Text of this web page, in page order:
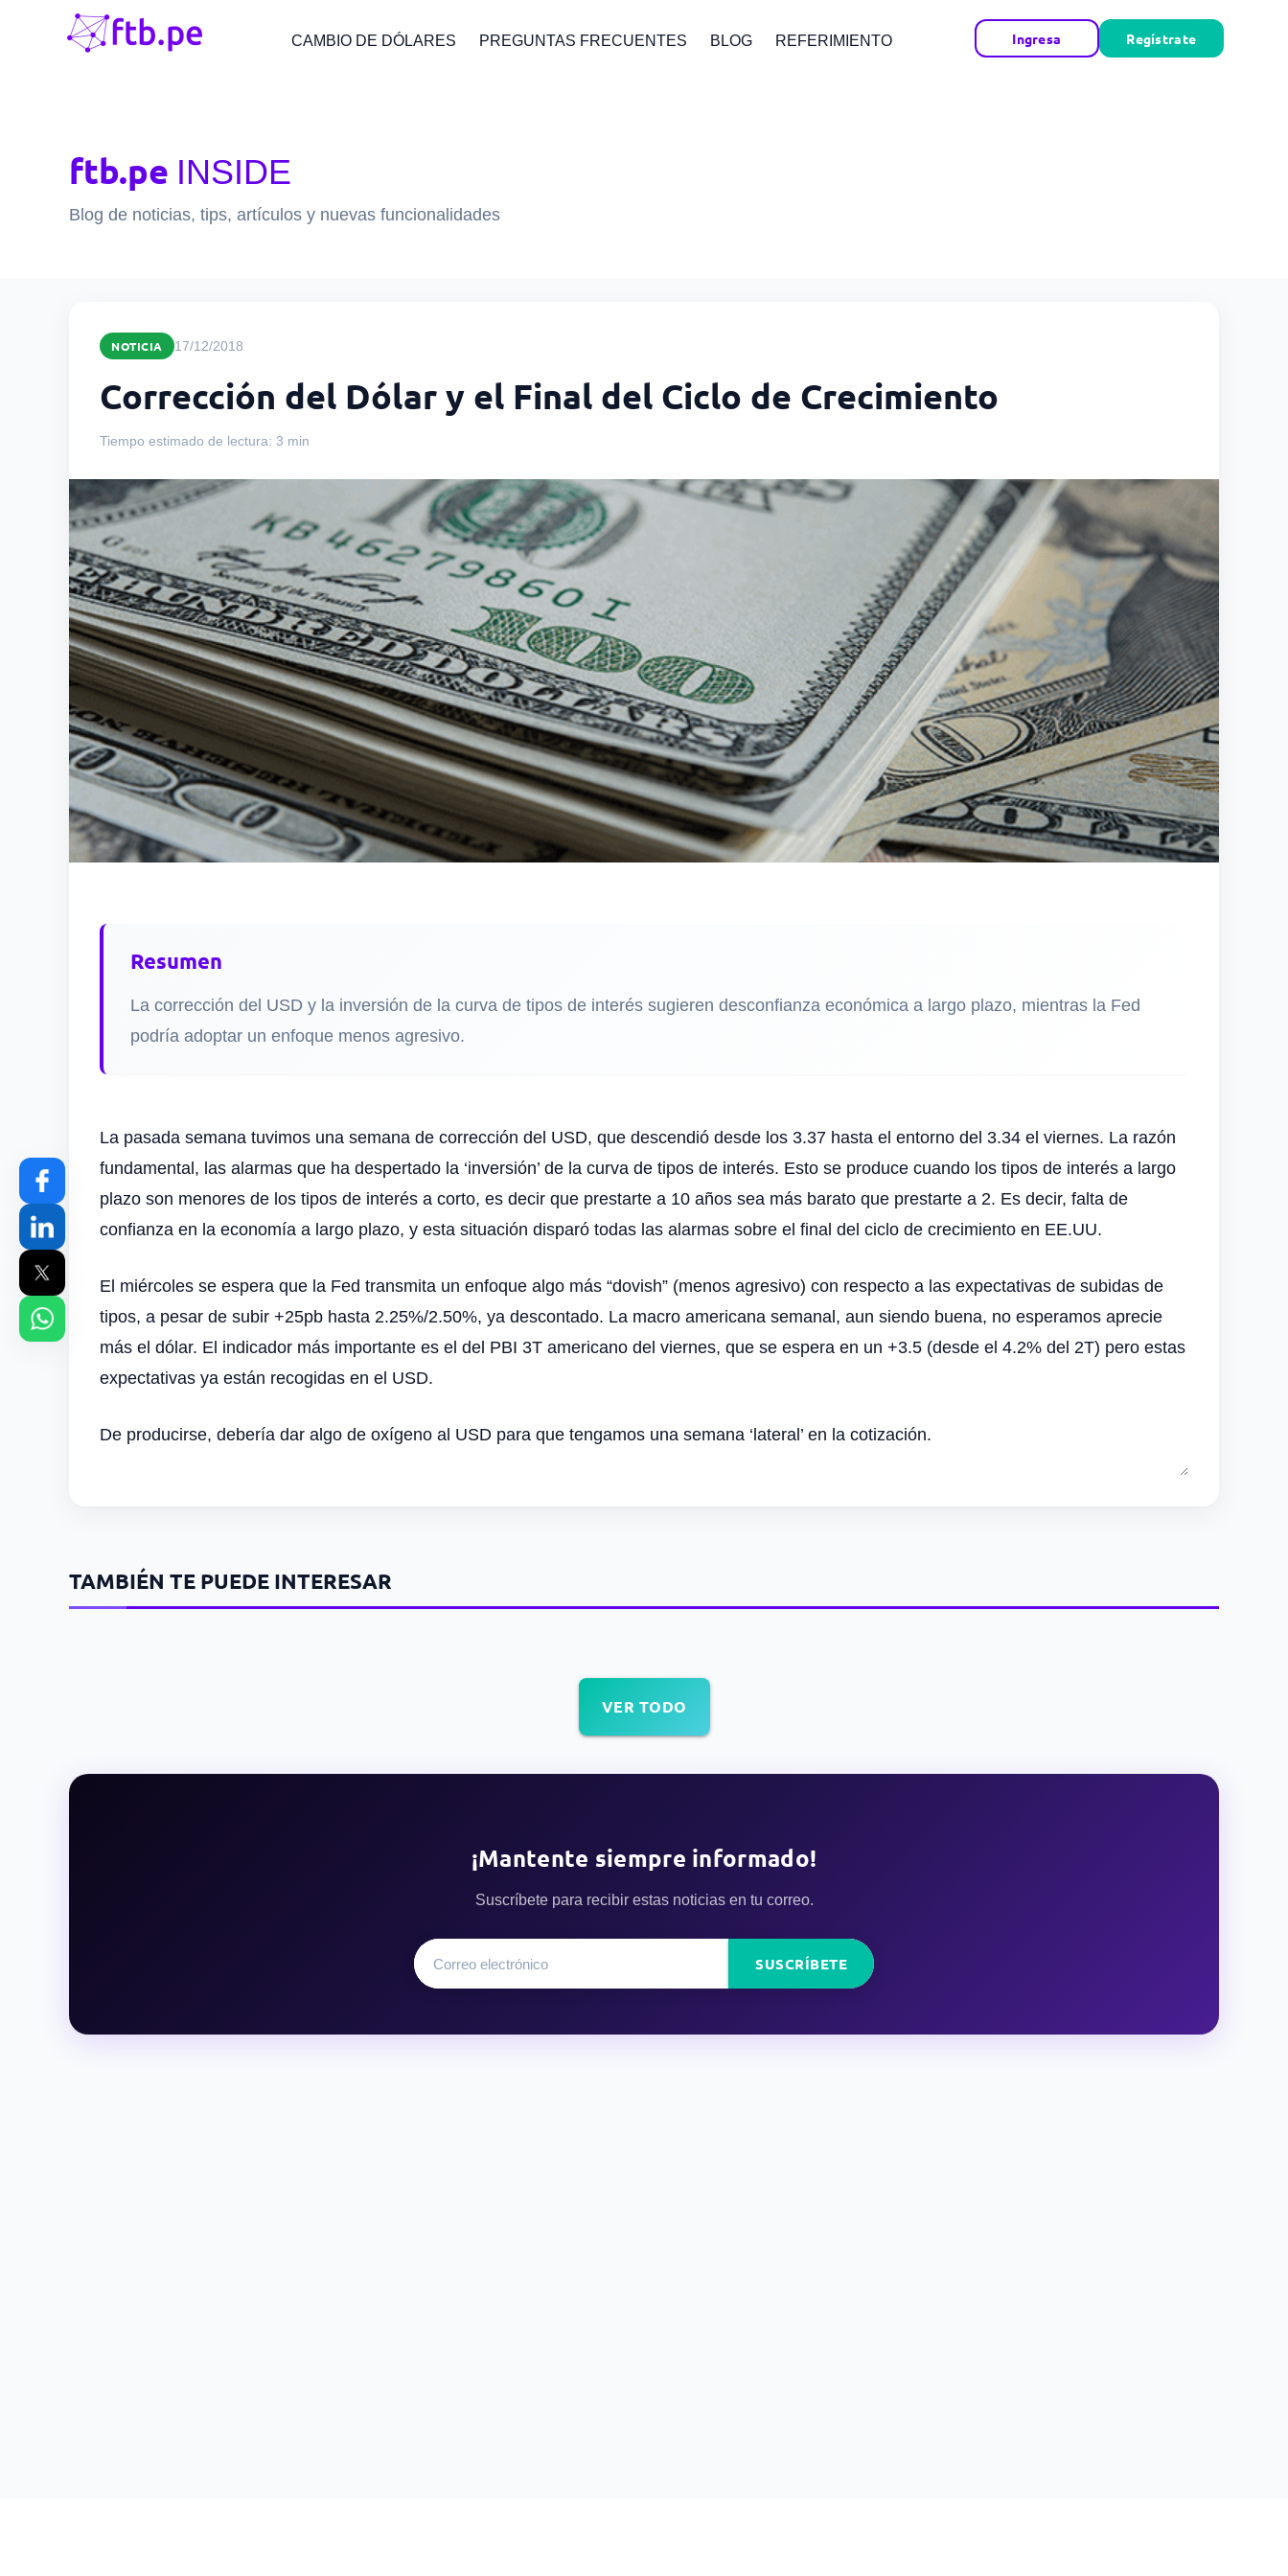
CAMBIO DE DÓLARES PREGUNTAS FRECUENTES BLOG REFERIMIENTO Ingresa Regístrate
ftb.pe INSIDE
Blog de noticias, tips, artículos y nuevas funcionalidades
NOTICIA 17/12/2018
Corrección del Dólar y el Final del Ciclo de Crecimiento
Tiempo estimado de lectura: 3 min
Resumen
La corrección del USD y la inversión de la curva de tipos de interés sugieren desconfianza económica a largo plazo, mientras la Fed
podría adoptar un enfoque menos agresivo.
La pasada semana tuvimos una semana de corrección del USD, que descendió desde los 3.37 hasta el entorno del 3.34 el viernes. La razón
fundamental, las alarmas que ha despertado la ‘inversión’ de la curva de tipos de interés. Esto se produce cuando los tipos de interés a largo
plazo son menores de los tipos de interés a corto, es decir que prestarte a 10 años sea más barato que prestarte a 2. Es decir, falta de
confianza en la economía a largo plazo, y esta situación disparó todas las alarmas sobre el final del ciclo de crecimiento en EE.UU.
El miércoles se espera que la Fed transmita un enfoque algo más “dovish” (menos agresivo) con respecto a las expectativas de subidas de
tipos, a pesar de subir +25pb hasta 2.25%/2.50%, ya descontado. La macro americana semanal, aun siendo buena, no esperamos aprecie
más el dólar. El indicador más importante es el del PBI 3T americano del viernes, que se espera en un +3.5 (desde el 4.2% del 2T) pero estas
expectativas ya están recogidas en el USD.
De producirse, debería dar algo de oxígeno al USD para que tengamos una semana ‘lateral’ en la cotización.
TAMBIÉN TE PUEDE INTERESAR
VER TODO
¡Mantente siempre informado!
Suscríbete para recibir estas noticias en tu correo.
SUSCRÍBETE